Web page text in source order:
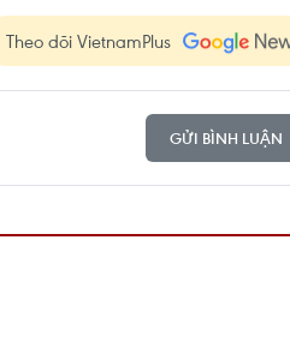
Theo dõi VietnamPlus
GỬI BÌNH LUẬN